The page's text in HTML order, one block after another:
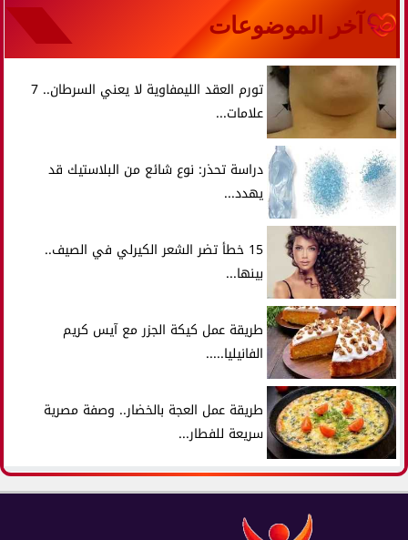
آخر الموضوعات
تورم العقد الليمفاوية لا يعني السرطان.. 7
علامات...
دراسة تحذر: نوع شائع من البلاستيك قد
يهدد...
15 خطأ تضر الشعر الكيرلي في الصيف..
بينها...
طريقة عمل كيكة الجزر مع آيس كريم
الفانيليا.....
طريقة عمل العجة بالخضار.. وصفة مصرية
سريعة للفطار...